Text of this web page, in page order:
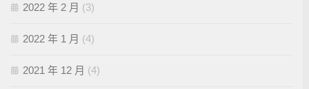
2022 年 2 月 (3)
2022 年 1 月 (4)
2021 年 12 月 (4)